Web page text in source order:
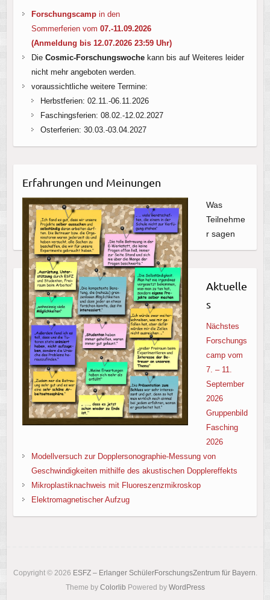
Forschungscampin den
Sommerferien vom 07.-11.09.2026
(Anmeldung bis 12.07.2026 23:59 Uhr)
Die Cosmic-Forschungswochekann bis auf Weiteres leider
nicht mehr angeboten werden.
voraussichtliche weitere Termine:
Herbstferien: 02.11.-06.11.2026
Faschingsferien: 08.02.-12.02.2027
Osterferien: 30.03.-03.04.2027
Erfahrungen und Meinungen
Was
Teilnehme
r sagen
Aktuelle
s
Nächstes
Forschungs
camp vom
7. – 11.
September
2026
Gruppenbild
Fasching
2026
Modellversuch zur Dopplersonographie-Messung von
Geschwindigkeiten mithilfe des akustischen Dopplereffekts
Mikroplastiknachweis mit Fluoreszenzmikroskop
Elektromagnetischer Aufzug
Copyright © 2026 ESFZ – Erlanger SchülerForschungsZentrum für Bayern
Theme by Colorlib Powered by WordPress